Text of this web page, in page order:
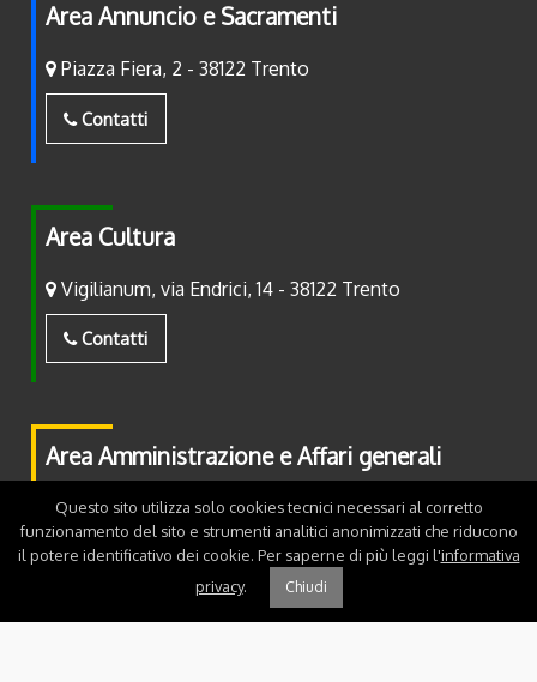
Area Annuncio e Sacramenti
Piazza Fiera, 2 - 38122 Trento
Contatti
Area Cultura
Vigilianum, via Endrici, 14 - 38122 Trento
Contatti
Area Amministrazione e Affari generali
Piazza Fiera, 2 - 38122 Trento
Contatti
Questo sito utilizza solo cookies tecnici necessari al corretto
funzionamento del sito e strumenti analitici anonimizzati che riducono
il potere identificativo dei cookie. Per saperne di più leggi l'informativa
privacy. Chiudi